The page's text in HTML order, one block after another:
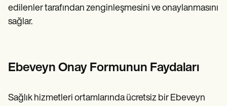
edilenler tarafından zenginleşmesini ve onaylanmasını
sağlar.
Ebeveyn Onay Formunun Faydaları
Sağlık hizmetleri ortamlarında ücretsiz bir Ebeveyn